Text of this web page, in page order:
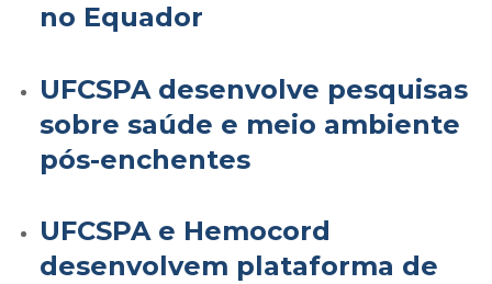
no Equador
UFCSPA desenvolve pesquisas
sobre saúde e meio ambiente
pós-enchentes
UFCSPA e Hemocord
desenvolvem plataforma de